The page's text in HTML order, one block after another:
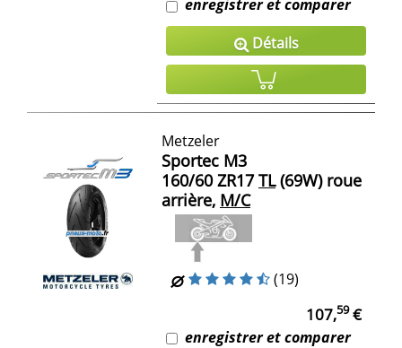
enregistrer et comparer
Détails
Metzeler
Sportec M3
160/60 ZR17 TL(69W) roue
arrière, M/C
(19)
107,59€
enregistrer et comparer